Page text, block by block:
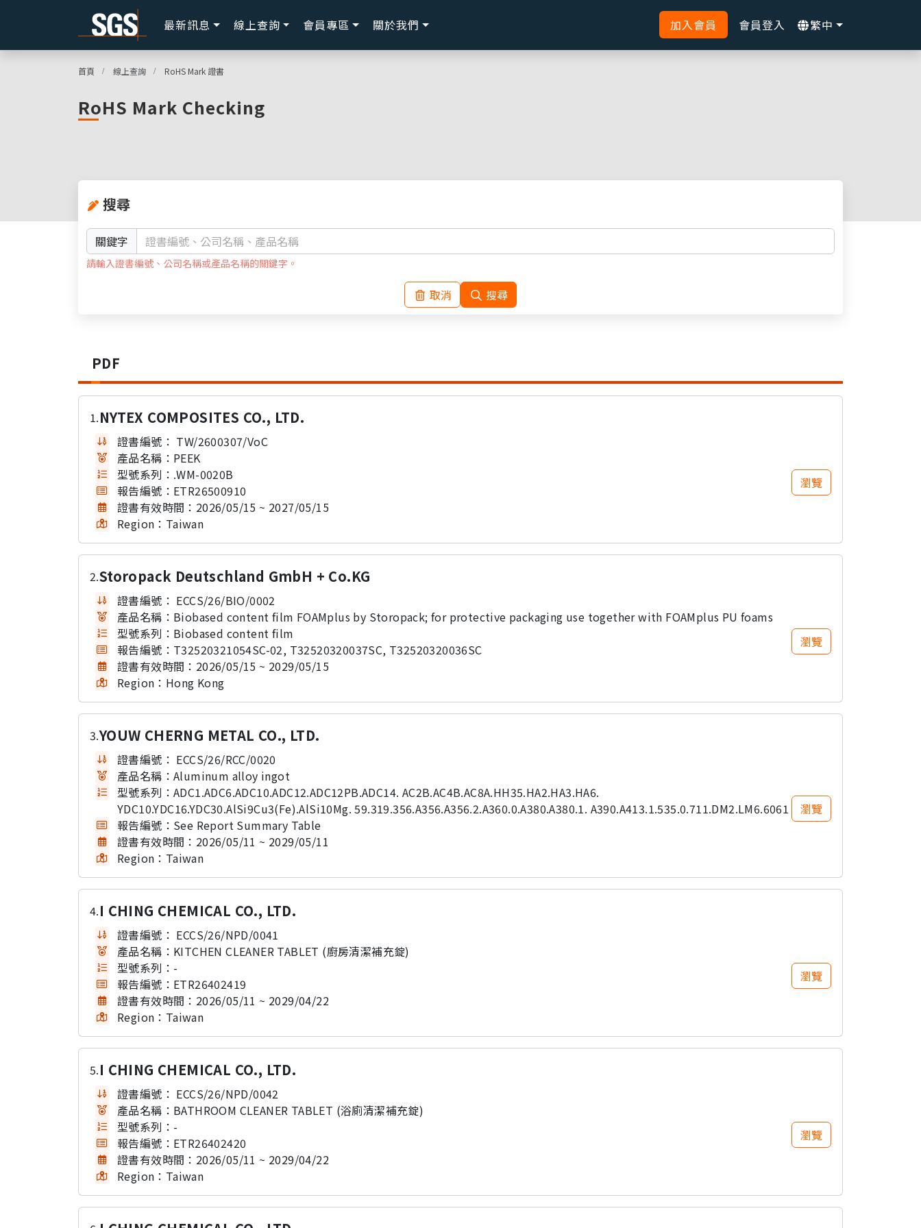
最新訊息 線上查詢 會員專區 關於我們 加入會員 會員登入 繁中
首頁 線上查詢 RoHS Mark 證書
RoHS Mark Checking
搜尋
關鍵字
請輸入證書編號、公司名稱或產品名稱的關鍵字。
取消 搜尋
PDF
1.NYTEX COMPOSITES CO., LTD.
證書編號： TW/2600307/VoC
產品名稱： PEEK
型號系列： .WM-0020B
報告編號： ETR26500910
證書有效時間： 2026/05/15 ~ 2027/05/15
Region： Taiwan
2.Storopack Deutschland GmbH + Co.KG
證書編號： ECCS/26/BIO/0002
產品名稱： Biobased content film FOAMplus by Storopack; for protective packaging use together with FOAMplus PU foams
型號系列： Biobased content film
報告編號： T32520321054SC-02, T32520320037SC, T32520320036SC
證書有效時間： 2026/05/15 ~ 2029/05/15
Region： Hong Kong
3.YOUW CHERNG METAL CO., LTD.
證書編號： ECCS/26/RCC/0020
產品名稱： Aluminum alloy ingot
型號系列： ADC1.ADC6.ADC10.ADC12.ADC12PB.ADC14. AC2B.AC4B.AC8A.HH35.HA2.HA3.HA6.
YDC10.YDC16.YDC30.AlSi9Cu3(Fe).AlSi10Mg. 59.319.356.A356.A356.2.A360.0.A380.A380.1. A390.A413.1.535.0.711.DM2.LM6.6061
報告編號： See Report Summary Table
證書有效時間： 2026/05/11 ~ 2029/05/11
Region： Taiwan
4.I CHING CHEMICAL CO., LTD.
證書編號： ECCS/26/NPD/0041
產品名稱： KITCHEN CLEANER TABLET (廚房清潔補充錠)
型號系列： -
報告編號： ETR26402419
證書有效時間： 2026/05/11 ~ 2029/04/22
Region： Taiwan
5.I CHING CHEMICAL CO., LTD.
證書編號： ECCS/26/NPD/0042
產品名稱： BATHROOM CLEANER TABLET (浴廁清潔補充錠)
型號系列： -
報告編號： ETR26402420
證書有效時間： 2026/05/11 ~ 2029/04/22
Region： Taiwan